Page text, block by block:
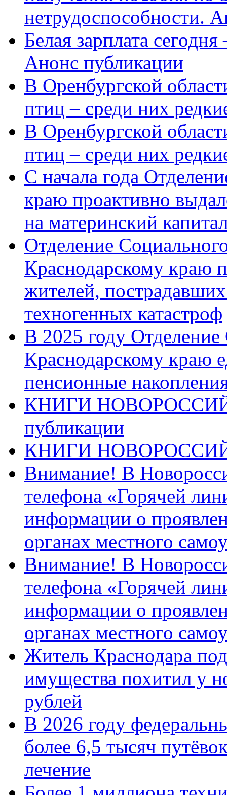
нетрудоспособности.
Белая зарплата
Анонс публикации
В Оренбургской
птиц – среди них
В Оренбургской
птиц – среди них
С начала года
краю проактивно
на материнский
Отделение
Краснодарскому краю
жителей,
техногенных катастроф
В 2025 году
Краснодарскому краю
пенсионные
КНИГИ
публикации
КНИГИ
Внимание! В
телефона «Горячей
информации о
органах местного
Внимание! В
телефона «Горячей
информации о
органах местного
Житель Краснодара
имущества похитил у
рублей
В 2026 году
более 6,5 тысяч
лечение